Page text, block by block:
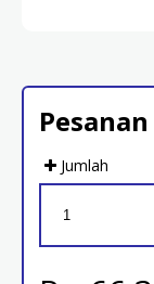
Pesanan
Jumlah